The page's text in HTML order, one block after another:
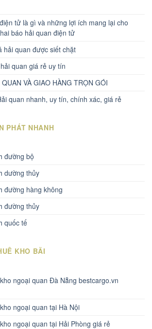
tử là gì và những lợi ích mang lại cho
báo hải quan điện tử
hải quan được siết chặt
quan giá rẻ uy tín
VÀ GIAO HÀNG TRỌN GÓI
quan nhanh, uy tín, chính xác, giá rẻ
PHÁT NHANH
đường bộ
dường thủy
đường hàng không
đường thủy
quốc tế
KHO BÃI
ngoại quan Đà Nẵng bestcargo.vn
ngoại quan tại Hà Nội
ngoại quan tại Hải Phòng giá rẻ